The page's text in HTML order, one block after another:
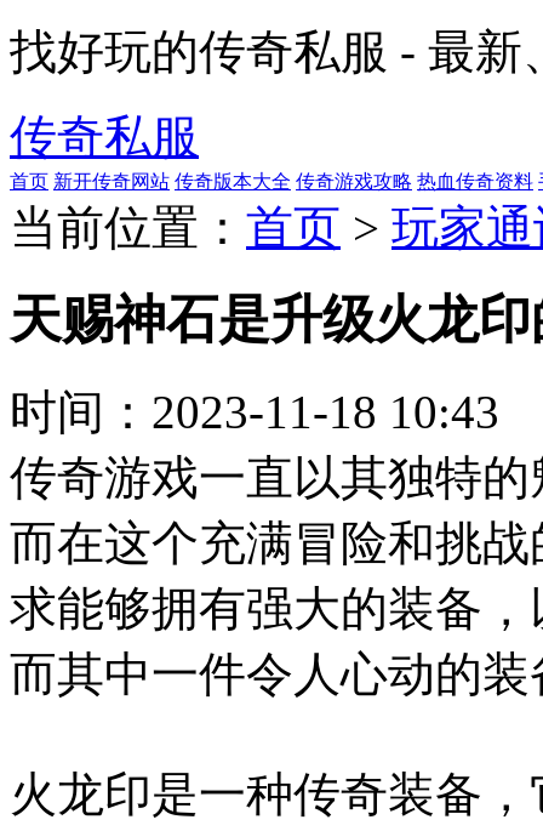
找好玩的传奇私服 - 最
传奇私服
首页 新开传奇网站 传奇版本大全 传奇游戏攻略 热血传奇资料
当前位置： 首页 > 玩家
天赐神石是升级火龙
时间： 2023-11-18 10:43
传奇游戏一直以其独特
而在这个充满冒险和挑
求能够拥有强大的装备
而其中一件令人心动的
火龙印是一种传奇装备